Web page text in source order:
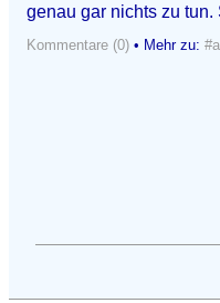
genau gar nichts zu
Kommentare (0) • Mehr zu: